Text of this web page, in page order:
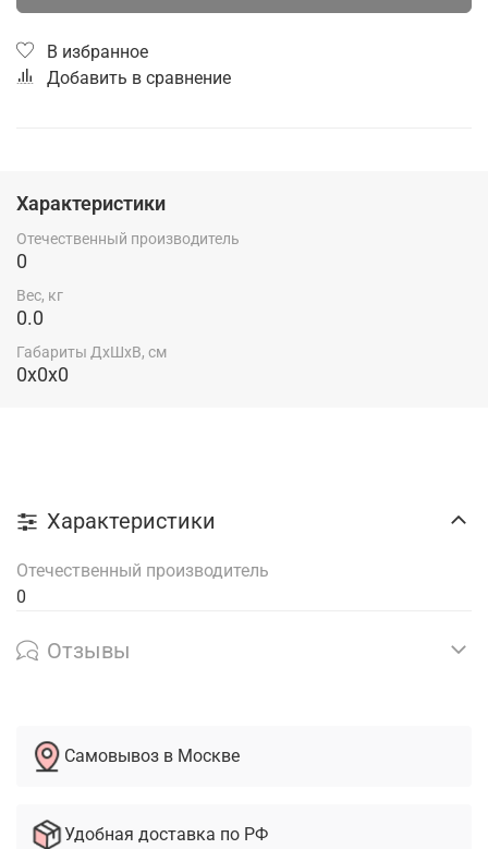
В избранное
Добавить в сравнение
Характеристики
Отечественный производитель
0
Вес, кг
0.0
Габариты ДхШхВ, см
0x0x0
Характеристики
Отечественный производитель
0
Отзывы
Самовывоз в Москве
Удобная доставка по РФ